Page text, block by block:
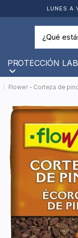
LUNES A
PROTECCIÓN
Flower - Corteza de